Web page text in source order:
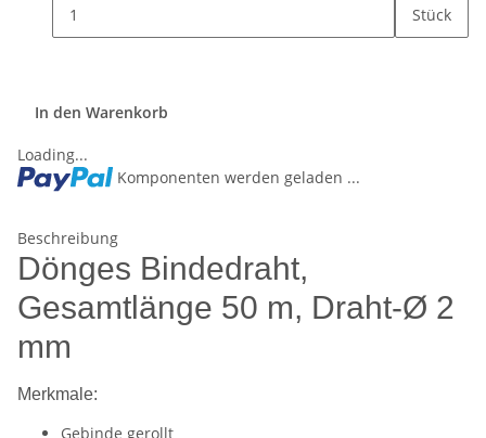
Stück
In den Warenkorb
Loading...
Komponenten werden geladen ...
Beschreibung
Dönges Bindedraht,
Gesamtlänge 50 m, Draht-Ø 2
mm
Merkmale:
Gebinde gerollt